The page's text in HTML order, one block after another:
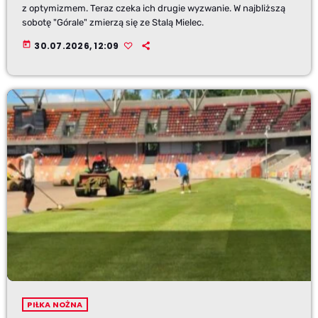
z optymizmem. Teraz czeka ich drugie wyzwanie. W najbliższą
sobotę "Górale" zmierzą się ze Stalą Mielec.
today 30.07.2026, 12:09
PIŁKA NOŻNA